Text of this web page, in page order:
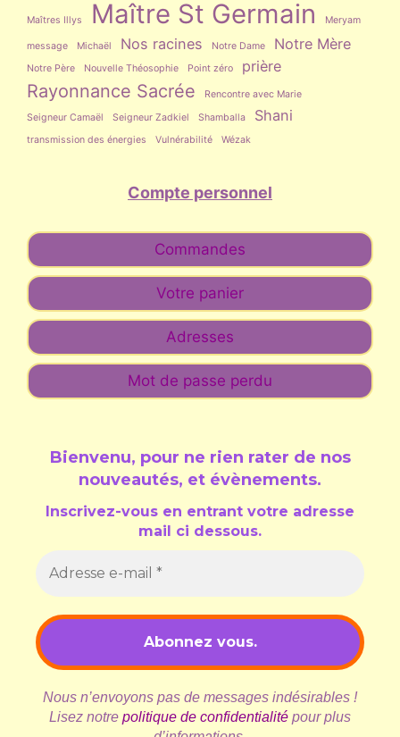
Maîtres Illys Maître St Germain Meryam
message Michaël Nos racines Notre Dame Notre Mère
Notre Père Nouvelle Théosophie Point zéro prière
Rayonnance Sacrée
Rencontre avec Marie
Seigneur Camaël
Seigneur Zadkiel Shamballa Shani
transmission des énergies Vulnérabilité Wézak
Compte personnel
Commandes
Votre panier
Adresses
Mot de passe perdu
Bienvenu, pour ne rien rater de nos
nouveautés, et évènements.
Inscrivez-vous en entrant votre adresse
mail ci dessous.
Nous n’envoyons pas de messages indésirables !
Lisez notre politique de confidentialité pour plus